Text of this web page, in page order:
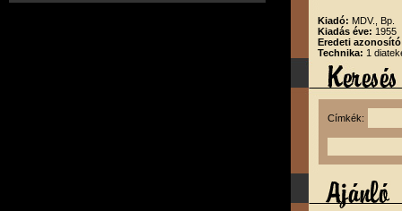
Kiadó: MDV., Bp.
Kiadás éve: 1955
Eredeti
Technika: 1
Címkék: